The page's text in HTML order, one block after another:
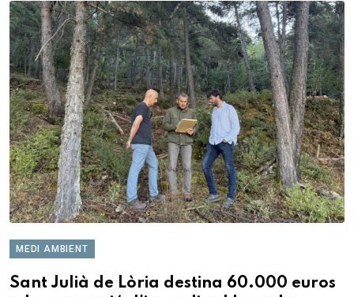
MEDI AMBIENT
Sant Julià de Lòria destina 60.000 euros